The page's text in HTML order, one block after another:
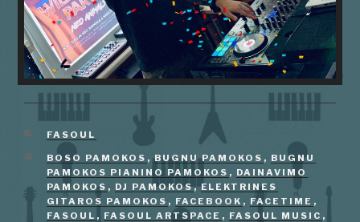
KATEGORIJOS
FASOUL
ŽYMOS
BOSO PAMOKOS ,BUGNU PAMOKOS , BUGNU
PAMOKOS PIANINO PAMOKOS , DAINAVIMO
PAMOKOS , DJ PAMOKOS,ELEKTRINES
GITAROS PAMOKOS , FACEBOOK , FACETIME ,
FASOUL , FASOUL ARTSPACE , FASOUL MUSIC ,